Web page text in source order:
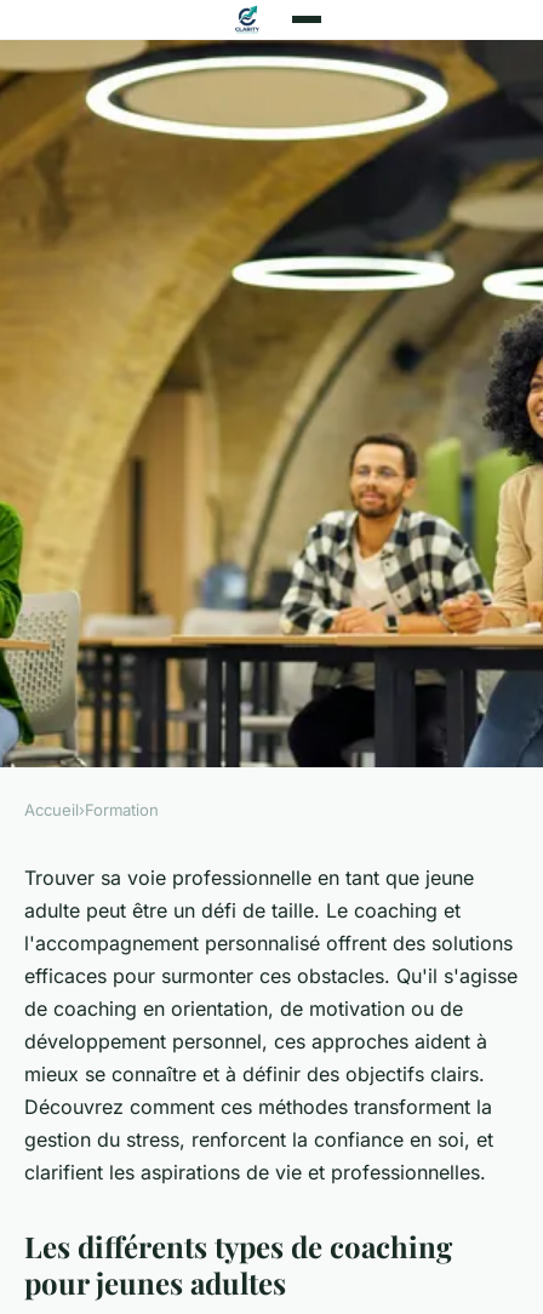
Accompagnement pour réussir
et coaching pour jeunes
adultes : trouvez votre voie
Lou•20 août 2024• 4 min de lecture
Accueil›Formation
Trouver sa voie professionnelle en tant que jeune
adulte peut être un défi de taille. Le coaching et
l'accompagnement personnalisé offrent des solutions
efficaces pour surmonter ces obstacles. Qu'il s'agisse
de coaching en orientation, de motivation ou de
développement personnel, ces approches aident à
mieux se connaître et à définir des objectifs clairs.
Découvrez comment ces méthodes transforment la
gestion du stress, renforcent la confiance en soi, et
clarifient les aspirations de vie et professionnelles.
Les différents types de coaching
pour jeunes adultes